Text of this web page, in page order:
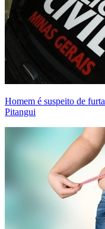
Homem é suspeito de
Pitangui